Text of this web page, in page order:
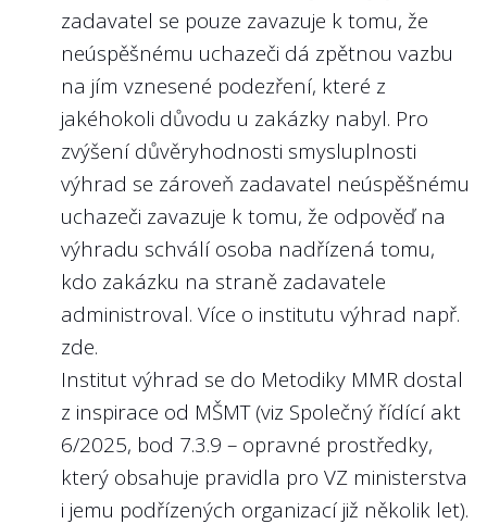
Jsou na webu státní firmy nebo v její
výroční zprávě zveřejněny plány
výkonnostních kritérií (KPI - key
performance indicators) jako tržby, zisk
či nefinanční ukazatele týkající se
předmětu podnikání státní firmy na rok
2024 nebo 2025?
Doporučení:
Není důvod, aby KPI managementu nebyly
zveřejňovány. Veřejnost má právo vědět,
jaké jsou cíle managementu a jak cíle plní.
Nejlépe to dělají v/ve:
Správě železnic, s.o.
ve spolcích, sportovních klubech,
kulturních institucích nebo členství v
politických orgánech. Tato angažmá by měli
členové managementu zveřejňovat na
webu státní firmy.
Angažmá v jiných společnostech je snadno
dohledatelné u členů představenstva i
dozorčí rady např. u soukromé banky
MONETA Money Bank, a.s.
U státních firem podléhajících regulaci ČNB
jsou tyto údaje poměrně obtížně
dohledatelné, viz hodnocení Národní
rozvojová banka, a.s., Česká exportní
banka, a.s., Exportní garanční a pojišťovací
společnost, a.s.
zadavatel se pouze zavazuje k tomu, že
neúspěšnému uchazeči dá zpětnou vazbu
na jím vznesené podezření, které z
jakéhokoli důvodu u zakázky nabyl. Pro
zvýšení důvěryhodnosti smysluplnosti
výhrad se zároveň zadavatel neúspěšnému
uchazeči zavazuje k tomu, že odpověď na
výhradu schválí osoba nadřízená tomu,
kdo zakázku na straně zadavatele
administroval. Více o institutu výhrad např.
zde.
Institut výhrad se do Metodiky MMR dostal
z inspirace od MŠMT (viz Společný řídící akt
6/2025, bod 7.3.9 – opravné prostředky,
který obsahuje pravidla pro VZ ministerstva
i jemu podřízených organizací již několik let).